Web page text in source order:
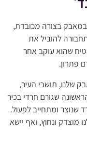
בצורה מכובדת,
להוביל את
שהוא עוקב אחר
פתרון.
שלנו, תושבי העיר,
שגורם חרדי בכיר
ומתחייב לפעול.
ונחוץ, ואף יישא